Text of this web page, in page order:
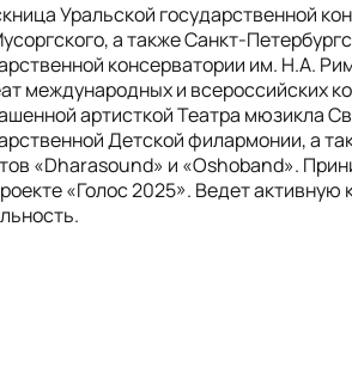
Уральской государственной
а также Санкт-
консерватории им. Н.А.
международных и всероссийских
артисткой Театра мюзикла
Детской филармонии, а
«Dharasound» и «Oshoband».
«Голос 2025». Ведет активную